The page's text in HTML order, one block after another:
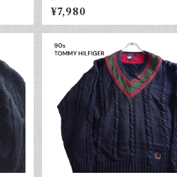
ドライバーズニット リブ編み ネイ
ビー セーター コットンニット 古着
アウトドア
¥7,980